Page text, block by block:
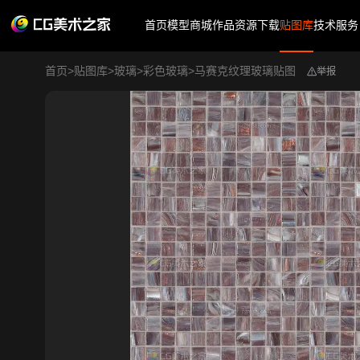
首页模型商城作品资源下载贴图库技术服务
首页>贴图库>玻璃>彩色玻璃>马赛克纹理玻璃贴图 举报